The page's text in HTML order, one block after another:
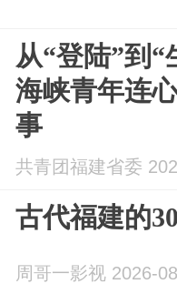
从“登陆”到
海峡青年连
事
共青团福建省委
古代福建的
周哥一影视 2026-